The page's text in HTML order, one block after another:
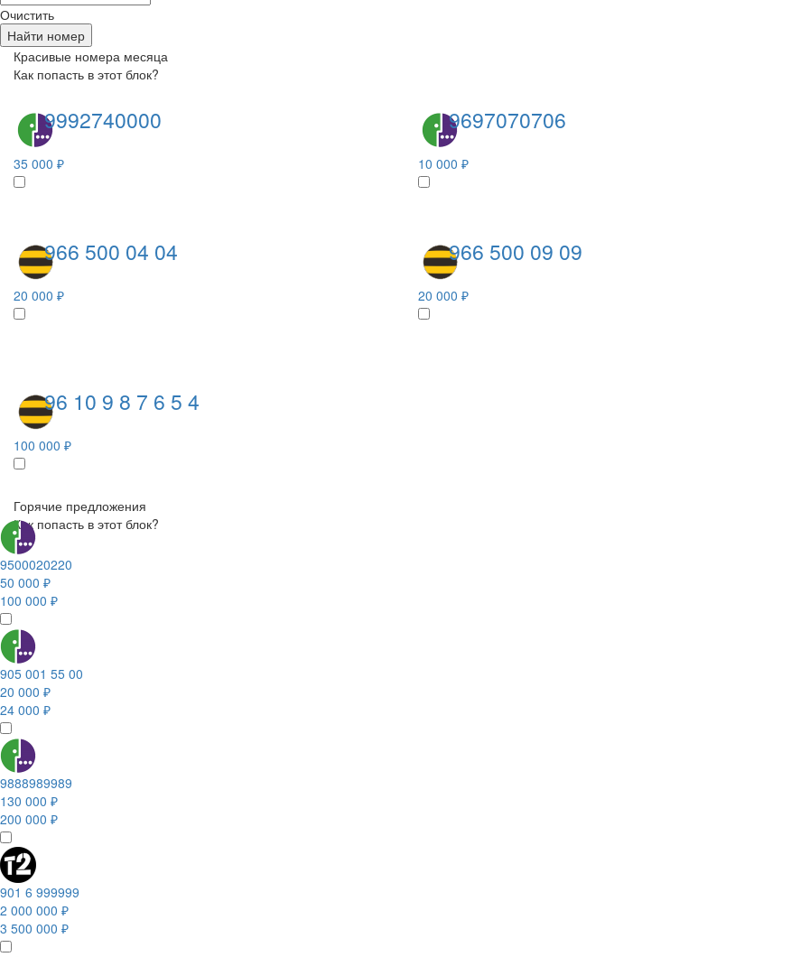
Очистить
Найти номер
Красивые номера месяца
Как попасть в этот блок?
9992740000
35 000 ₽
9697070706
10 000 ₽
966 500 04 04
20 000 ₽
966 500 09 09
20 000 ₽
96 10 9 8 7 6 5 4
100 000 ₽
Горячие предложения
Как попасть в этот блок?
9500020220
50 000 ₽
100 000 ₽
905 001 55 00
20 000 ₽
24 000 ₽
9888989989
130 000 ₽
200 000 ₽
901 6 999999
2 000 000 ₽
3 500 000 ₽